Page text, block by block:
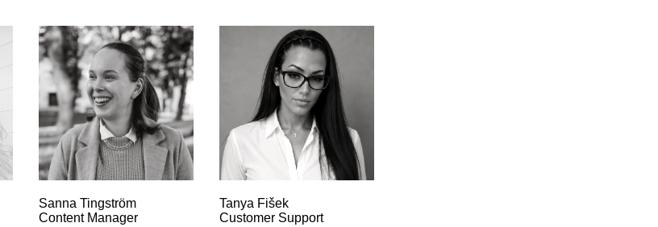
Sanna Tingström
Content Manager
Tanya Fišek
Customer Support